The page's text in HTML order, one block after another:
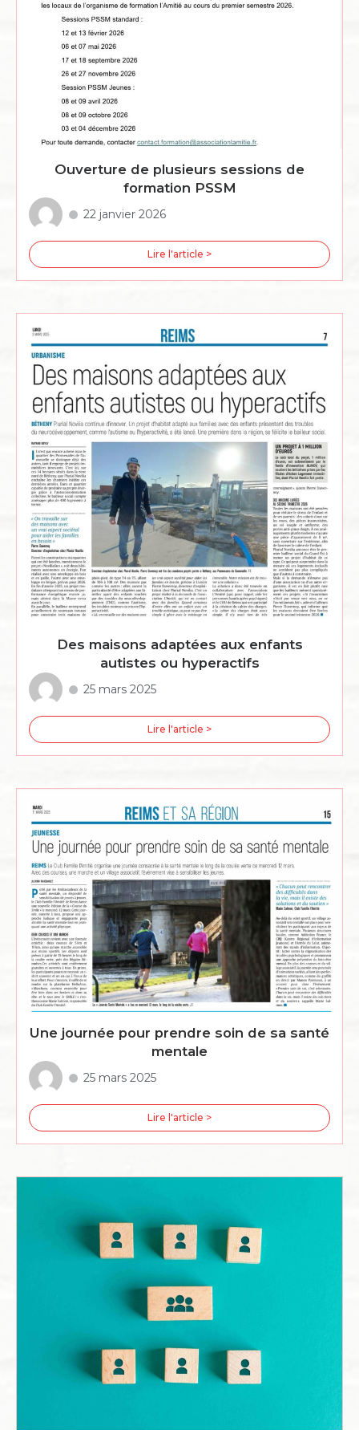
Ouverture de plusieurs sessions de
formation PSSM
22 janvier 2026
Lire l'article >
Des maisons adaptées aux enfants
autistes ou hyperactifs
25 mars 2025
Lire l'article >
Une journée pour prendre soin de sa santé
mentale
25 mars 2025
Lire l'article >